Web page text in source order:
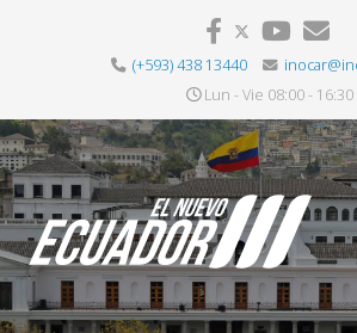
(+593) 438 13440
Lun - Vie 08:00 - 16:30